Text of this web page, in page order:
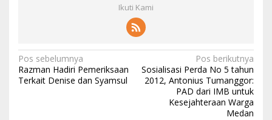
Ikuti Kami
N
a
Pos sebelumnya
Razman Hadiri Pemeriksaan
Terkait Denise dan Syamsul
Pos berikutnya
Sosialisasi Perda No 5 tahun
2012, Antonius Tumanggor:
PAD dari IMB untuk
Kesejahteraan Warga
Medan